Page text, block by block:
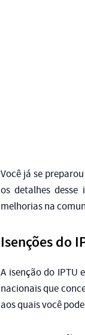
Você já se
os detalhes
melhorias na
Isenções do
A isenção do IPTU
nacionais que
aos quais você